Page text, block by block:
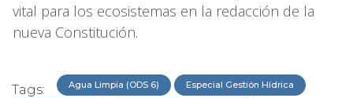
vital para los ecosistemas en la redacción de la
nueva Constitución.
Tags: Agua Limpia (ODS 6) Especial Gestión Hídrica